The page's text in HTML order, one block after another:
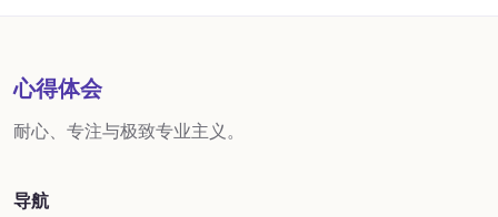
心得体会
耐心、专注与极致专业主义。
导航